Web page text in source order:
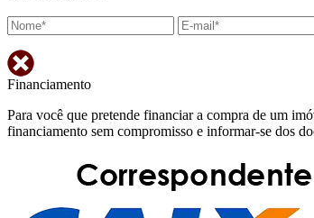
Financiamento
Para você que pretende financiar a compra de um
financiamento sem compromisso e informar-se dos